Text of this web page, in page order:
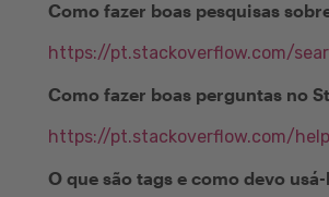
Como fazer boas pesquisas
https://pt.stackoverflow.com/
Como fazer boas perguntas no
https://pt.stackoverflow.com/
O que são tags e como devo usá-